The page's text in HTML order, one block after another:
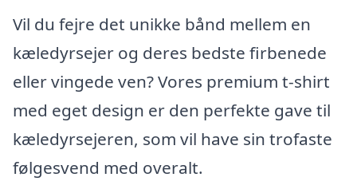
Vil du fejre det unikke bånd mellem en
kæledyrsejer og deres bedste firbenede
eller vingede ven? Vores premium t-shirt
med eget design er den perfekte gave til
kæledyrsejeren, som vil have sin trofaste
følgesvend med overalt.